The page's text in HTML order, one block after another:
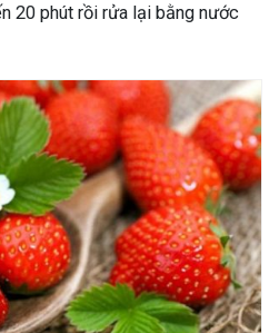
20 phút rồi rửa lại bằng nước